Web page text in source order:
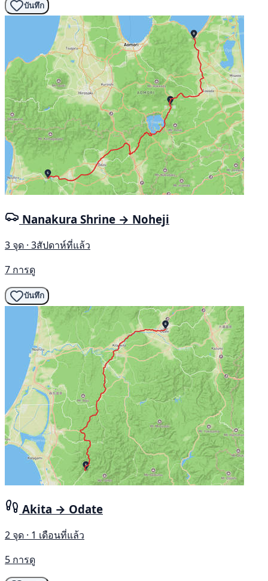
บันทึก
Nanakura Shrine → Noheji
3 จุด · 3สัปดาห์ที่แล้ว
7 การดู
บันทึก
Akita → Odate
2 จุด · 1 เดือนที่แล้ว
5 การดู